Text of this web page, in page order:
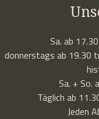
Sa. ab
donnerstags ab 19.30
Sa. + So.
Täglich ab
Jeden